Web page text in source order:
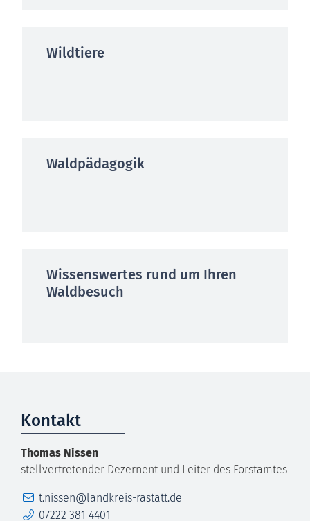
Wildtiere
Waldpädagogik
Wissenswertes rund um Ihren
Waldbesuch
Kontakt
Thomas Nissen
stellvertretender Dezernent und Leiter des Forstamtes
E-Mailt.nissen@landkreis-rastatt.de
Telefon07222 381 4401